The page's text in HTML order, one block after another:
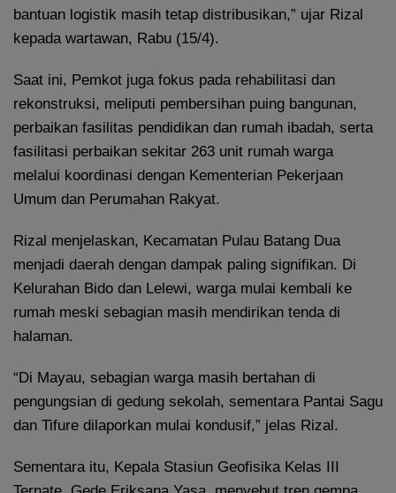
bantuan logistik masih tetap distribusikan,” ujar Rizal
kepada wartawan, Rabu (15/4).
Saat ini, Pemkot juga fokus pada rehabilitasi dan
rekonstruksi, meliputi pembersihan puing bangunan,
perbaikan fasilitas pendidikan dan rumah ibadah, serta
fasilitasi perbaikan sekitar 263 unit rumah warga
melalui koordinasi dengan Kementerian Pekerjaan
Umum dan Perumahan Rakyat.
Rizal menjelaskan, Kecamatan Pulau Batang Dua
menjadi daerah dengan dampak paling signifikan. Di
Kelurahan Bido dan Lelewi, warga mulai kembali ke
rumah meski sebagian masih mendirikan tenda di
halaman.
“Di Mayau, sebagian warga masih bertahan di
pengungsian di gedung sekolah, sementara Pantai Sagu
dan Tifure dilaporkan mulai kondusif,” jelas Rizal.
Sementara itu, Kepala Stasiun Geofisika Kelas III